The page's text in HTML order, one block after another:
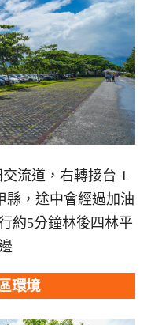
流道，右轉接台 1
縣，途中會經過加油
約5分鐘林後四林平
環境